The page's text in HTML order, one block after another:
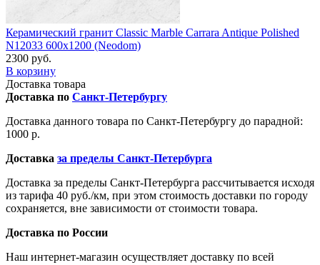
Керамический гранит Classic Marble Carrara Antique Polished
N12033 600x1200 (Neodom)
2300 руб.
В корзину
Доставка товара
Доставка по Санкт-Петербургу
Доставка данного товара по Санкт-Петербургу до парадной:
1000 р.
Доставка за пределы Санкт-Петербурга
Доставка за пределы Санкт-Петербурга рассчитывается исходя
из тарифа 40 руб./км, при этом стоимость доставки по городу
сохраняется, вне зависимости от стоимости товара.
Доставка по России
Наш интернет-магазин осуществляет доставку по всей